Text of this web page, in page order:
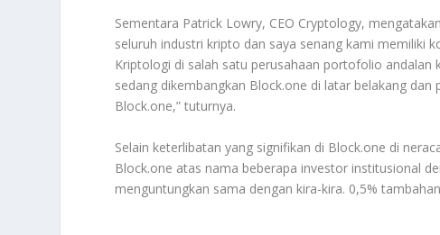
Sementara Patrick Lowry, CEO Cryptology,
seluruh industri kripto dan saya senang kami memiliki
Kriptologi di salah satu perusahaan portofolio andalan
sedang dikembangkan Block.one di latar belakang
Block.one,” tuturnya.
Selain keterlibatan yang signifikan di Block.one di
Block.one atas nama beberapa investor institusional
menguntungkan sama dengan kira-kira. 0,5%